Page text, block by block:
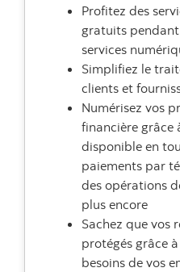
Profitez des
gratuits
services
Simplifiez le
clients et
Numérisez vos
financière grâce
disponible en
paiements par
des opérations
plus encore
Sachez que vos
protégés grâce
besoins de vos